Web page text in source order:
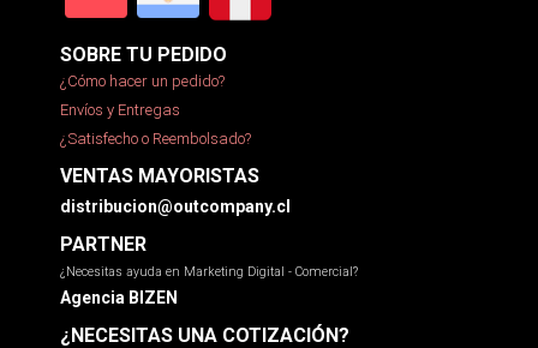
SOBRE TU PEDIDO
¿Cómo hacer un pedido?
Envíos y Entregas
¿Satisfecho o Reembolsado?
VENTAS MAYORISTAS
distribucion@outcompany.cl
PARTNER
¿Necesitas ayuda en Marketing Digital - Comercial?
Agencia BIZEN
¿NECESITAS UNA COTIZACIÓN?